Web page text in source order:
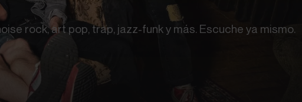
rock, art pop, trap, jazz-funk y más. Escuche ya mismo.